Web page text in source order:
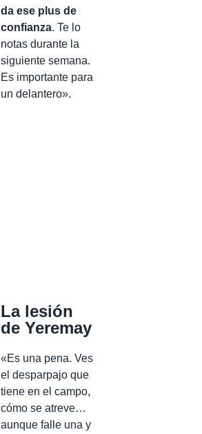
da ese plus de
confianza. Te lo
notas durante la
siguiente semana.
Es importante para
un delantero».
La lesión
de Yeremay
«Es una pena. Ves
el desparpajo que
tiene en el campo,
cómo se atreve…
aunque falle una y